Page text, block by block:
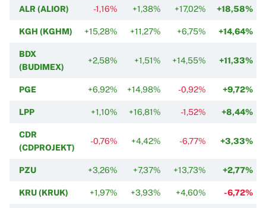
ALR (ALIOR) -1,16% +1,38% +17,02% +18,58%
KGH (KGHM) +15,28% +11,27% +6,75% +14,64%
BDX
(BUDIMEX)
+2,58% +1,51% +14,55% +11,33%
PGE +6,92% +14,98% -0,92% +9,72%
LPP +1,10% +16,81% -1,52% +8,44%
CDR
(CDPROJEKT)
-0,76% +4,42% -6,77% +3,33%
PZU +3,26% +7,37% +13,73% +2,77%
KRU (KRUK) +1,97% +3,93% +4,60% -6,72%